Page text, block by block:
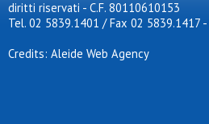
diritti riservati - C.F. 80110610153
Tel. 02 5839.1401 / Fax 02 5839.1417 -
Credits: Aleide Web Agency